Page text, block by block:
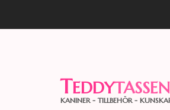
TEDDYTASSEN
KANINER - TILLBEHÖR -